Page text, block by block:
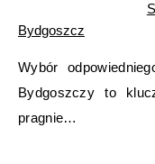
Bydgoszcz
Wybór
Bydgoszczy to
pragnie…